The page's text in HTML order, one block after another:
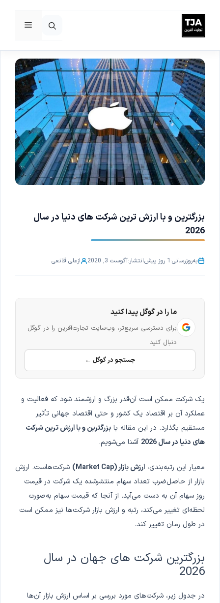
پرش
به
محتوا
فهرست
بزرگترین و با ارزش ترین شرکت های دنیا در سال
2026
به‌روزرسانی:1 روز پیش انتشار:آگوست 3, 2020 ازعلی قانعی
ما را در گوگل پیدا کنید
برای دسترسی سریع‌تر، وب‌سایت تجارت‌آفرین را در گوگل
دنبال کنید
جستجو در گوگل ←
یک شرکت ممکن است آن‌قدر بزرگ و ارزشمند شود که فعالیت و
عملکرد آن بر اقتصاد یک کشور و حتی اقتصاد جهانی تأثیر
مستقیم بگذارد. در این مقاله با بزرگترین و با ارزش ترین شرکت
های دنیا در سال 2026
آشنا می‌شویم.
معیار این رتبه‌بندی، ارزش بازار (Market Cap)
شرکت‌هاست. ارزش
بازار از حاصل‌ضرب تعداد سهام منتشرشده یک شرکت در قیمت
روز سهام آن به دست می‌آید. از آنجا که قیمت سهام به‌صورت
لحظه‌ای تغییر می‌کند، رتبه و ارزش بازار شرکت‌ها نیز ممکن است
در طول زمان تغییر کند.
بزرگترین شرکت های جهان در سال
2026
در جدول زیر، شرکت‌های مورد بررسی بر اساس ارزش بازار آن‌ها